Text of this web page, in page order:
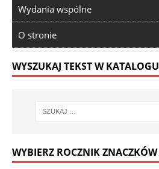
Wydania wspólne
O stronie
WYSZUKAJ TEKST W KATALOGU
WYBIERZ ROCZNIK ZNACZKÓW